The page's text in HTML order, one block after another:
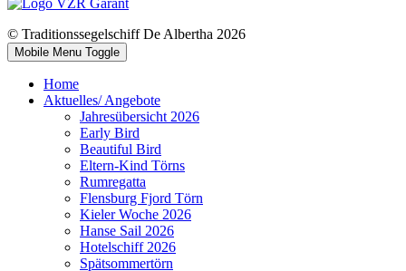
© Traditionssegelschiff De Albertha 2026
Mobile Menu Toggle
Home
Aktuelles/ Angebote
Jahresübersicht 2026
Early Bird
Beautiful Bird
Eltern-Kind Törns
Rumregatta
Flensburg Fjord Törn
Kieler Woche 2026
Hanse Sail 2026
Hotelschiff 2026
Spätsommertörn